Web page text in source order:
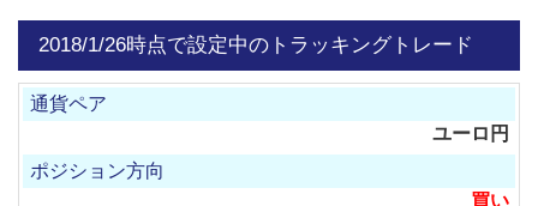
2018/1/26時点で設定中のトラッキングトレード
ユーロ円
買い